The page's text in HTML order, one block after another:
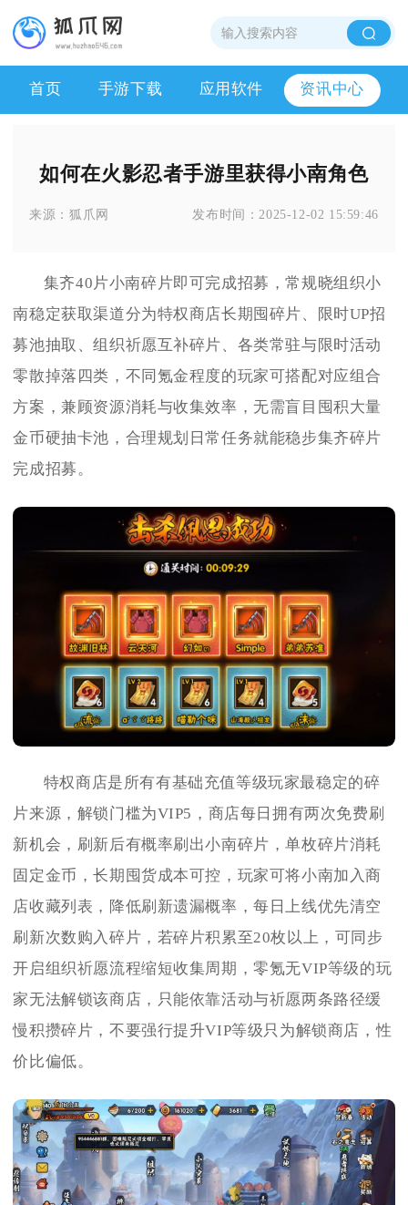
首页 手游下载 应用软件 资讯中心
如何在火影忍者手游里获得小南角色
来源：狐爪网 发布时间：2025-12-02 15:59:46
集齐40片小南碎片即可完成招募，常规晓组织小
南稳定获取渠道分为特权商店长期囤碎片、限时UP招
募池抽取、组织祈愿互补碎片、各类常驻与限时活动
零散掉落四类，不同氪金程度的玩家可搭配对应组合
方案，兼顾资源消耗与收集效率，无需盲目囤积大量
金币硬抽卡池，合理规划日常任务就能稳步集齐碎片
完成招募。
特权商店是所有有基础充值等级玩家最稳定的碎
片来源，解锁门槛为VIP5，商店每日拥有两次免费刷
新机会，刷新后有概率刷出小南碎片，单枚碎片消耗
固定金币，长期囤货成本可控，玩家可将小南加入商
店收藏列表，降低刷新遗漏概率，每日上线优先清空
刷新次数购入碎片，若碎片积累至20枚以上，可同步
开启组织祈愿流程缩短收集周期，零氪无VIP等级的玩
家无法解锁该商店，只能依靠活动与祈愿两条路径缓
慢积攒碎片，不要强行提升VIP等级只为解锁商店，性
价比偏低。